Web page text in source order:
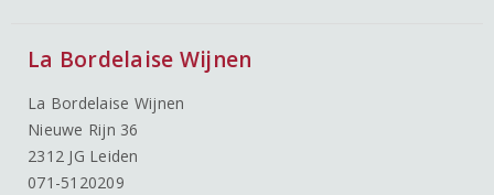
La Bordelaise Wijnen
La Bordelaise Wijnen
Nieuwe Rijn 36
2312 JG Leiden
071-5120209